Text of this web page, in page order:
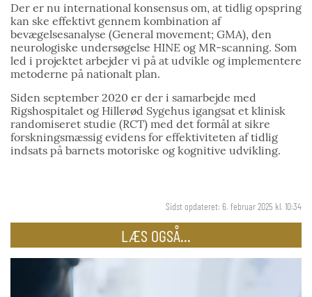
Der er nu international konsensus om, at tidlig opspring
kan ske effektivt gennem kombination af
bevægelsesanalyse (General movement; GMA), den
neurologiske undersøgelse HINE og MR-scanning. Som
led i projektet arbejder vi på at udvikle og implementere
metoderne på nationalt plan.
Siden september 2020 er der i samarbejde med
Rigshospitalet og Hillerød Sygehus igangsat et klinisk
randomiseret studie (RCT) med det formål at sikre
forskningsmæssig evidens for effektiviteten af tidlig
indsats på barnets motoriske og kognitive udvikling.
Sidst opdateret: 6. februar 2025 kl. 10:34
LÆS OGSÅ...